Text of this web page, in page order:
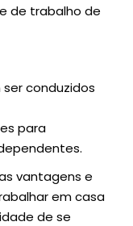
de trabalho de
conduzidos
para
vantagens e
em casa
de se